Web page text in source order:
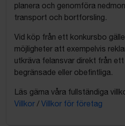
planera och genomföra
transport och bortforsling.
Vid köp från ett konkursbo
möjligheter att exempelvis
utkräva felansvar direkt från
begränsade eller obefintliga.
Läs gärna våra fullständiga
Villkor / Villkor för företag